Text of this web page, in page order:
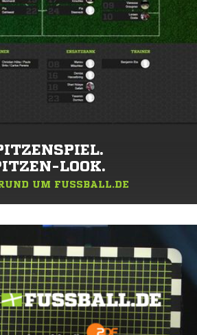
LOOK.
UM FUSSBALL.DE